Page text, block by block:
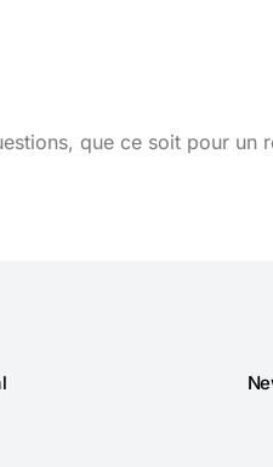
que ce soit pour un